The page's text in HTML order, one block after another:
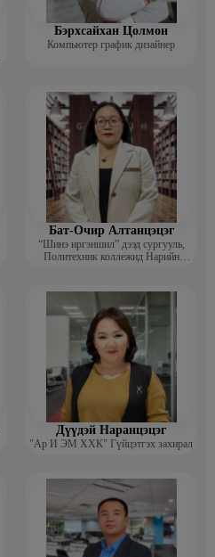
Бэрхсайхан Цолмон
Компьютер график дизайнер
Бат-Очир Алтанцэцэг
“Шинэ иргэншил” дээд сургууль,
Политехник коллежид Нарийн
багш
Дүүдэй Наранцэцэг
"Ар И ЭМ ХХК" Гүйцэтгэх захирал